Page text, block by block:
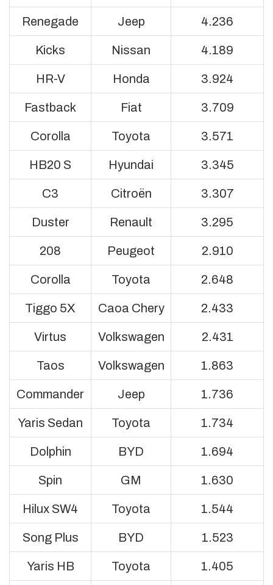
Renegade Jeep 4.236
Kicks Nissan 4.189
HR-V Honda 3.924
Fastback Fiat 3.709
Corolla Toyota 3.571
HB20 S Hyundai 3.345
C3 Citroën 3.307
Duster Renault 3.295
208 Peugeot 2.910
Corolla Toyota 2.648
Tiggo 5X Caoa Chery 2.433
Virtus Volkswagen 2.431
Taos Volkswagen 1.863
Commander Jeep 1.736
Yaris Sedan Toyota 1.734
Dolphin BYD 1.694
Spin GM 1.630
Hilux SW4 Toyota 1.544
Song Plus BYD 1.523
Yaris HB Toyota 1.405